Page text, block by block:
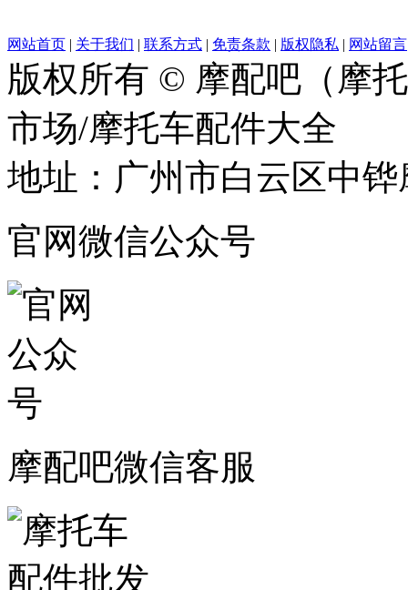
网站首页 | 关于我们 | 联系方式 | 免责条款 | 版权隐私 | 网站留言
版权所有 © 摩配吧（摩
市场/摩托车配件大全
地址：广州市白云区中
官网微信公众号
摩配吧微信客服